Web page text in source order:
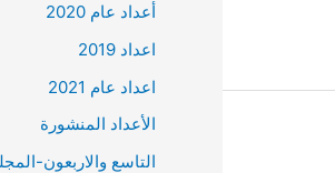
أعداد عام 2020
اعداد 2019
اعداد عام 2021
الأعداد المنشورة
التاسع والاربعون-